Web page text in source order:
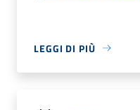
LEGGI DI PIÙ